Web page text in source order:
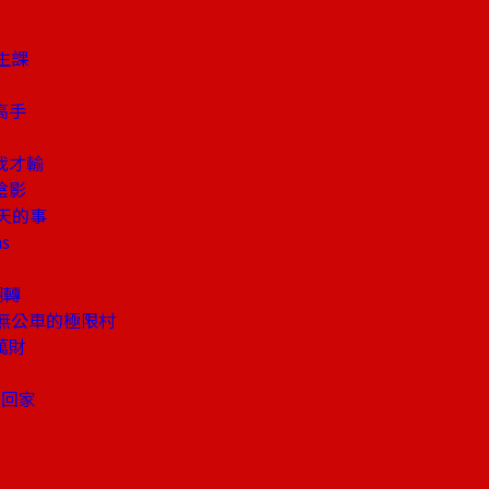
課
手
才輸
影
的事
公車的極限村
財
家